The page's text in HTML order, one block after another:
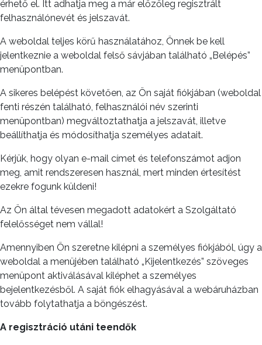
érhető el. Itt adhatja meg a már előzőleg regisztrált
felhasználónevét és jelszavát.
A weboldal teljes körű használatához, Önnek be kell
jelentkeznie a weboldal felső sávjában található „Belépés”
menüpontban.
A sikeres belépést követően, az Ön saját fiókjában (weboldal
fenti részén található, felhasználói név szerinti
menüpontban) megváltoztathatja a jelszavát, illetve
beállíthatja és módosíthatja személyes adatait.
Kérjük, hogy olyan e-mail címet és telefonszámot adjon
meg, amit rendszeresen használ, mert minden értesítést
ezekre fogunk küldeni!
Az Ön által tévesen megadott adatokért a Szolgáltató
felelősséget nem vállal!
Amennyiben Ön szeretne kilépni a személyes fiókjából, úgy a
weboldal a menüjében található „Kijelentkezés” szöveges
menüpont aktiválásával kiléphet a személyes
bejelentkezésből. A saját fiók elhagyásával a webáruházban
tovább folytathatja a böngészést.
A regisztráció utáni teendők